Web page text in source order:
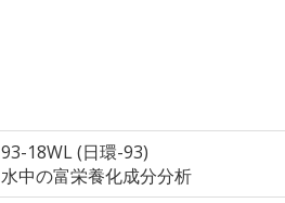
93-18WL (日環-93)
水中の富栄養化成分分析